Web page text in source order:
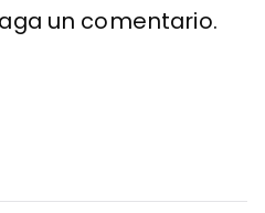
un comentario.